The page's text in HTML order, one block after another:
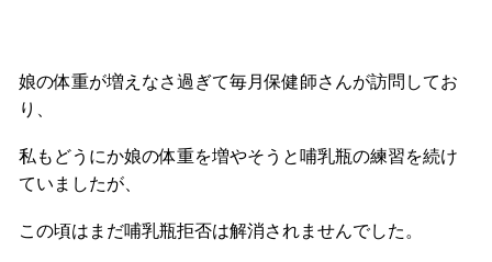
娘の体重が増えなさ過ぎて毎月保健師さんが訪問してお
り、
私もどうにか娘の体重を増やそうと哺乳瓶の練習を続け
ていましたが、
この頃はまだ哺乳瓶拒否は解消されませんでした。